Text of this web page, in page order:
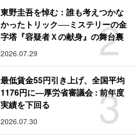
2
東野圭吾を悼む：誰も考えつかな
かったトリック──ミステリーの金
字塔『容疑者Ｘの献身』の舞台裏
2026.07.29
3
最低賃金55円引き上げ、全国平均
1176円に―厚労省審議会 : 前年度
実績を下回る
2026.07.30